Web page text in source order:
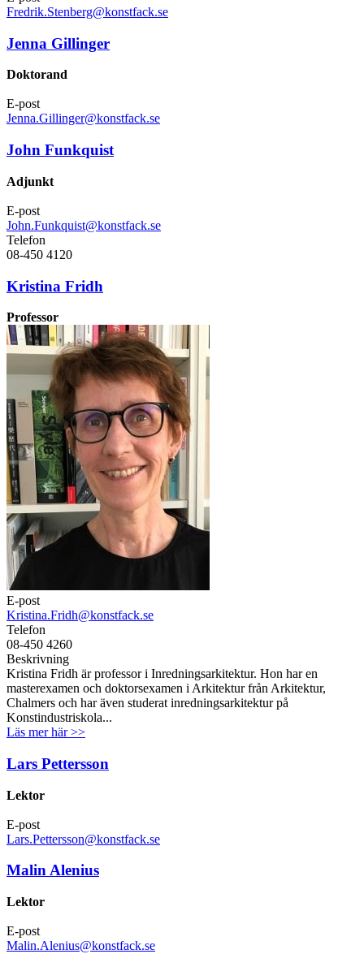
Fredrik.Stenberg@konstfack.se
Jenna Gillinger
Doktorand
E-post
Jenna.Gillinger@konstfack.se
John Funkquist
Adjunkt
E-post
John.Funkquist@konstfack.se
Telefon
08-450 4120
Kristina Fridh
Professor
E-post
Kristina.Fridh@konstfack.se
Telefon
08-450 4260
Beskrivning
Kristina Fridh är professor i Inredningsarkitektur. Hon har en
masterexamen och doktorsexamen i Arkitektur från Arkitektur,
Chalmers och har även studerat inredningsarkitektur på
Konstindustriskola...
Läs mer här >>
Lars Pettersson
Lektor
E-post
Lars.Pettersson@konstfack.se
Malin Alenius
Lektor
E-post
Malin.Alenius@konstfack.se